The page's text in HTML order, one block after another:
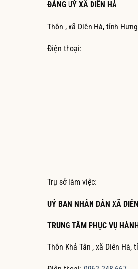
ĐẢNG UỶ XÃ DIÊN HÀ
Thôn , xã Diên Hà, tỉnh
Điện thoại:
Trụ sở làm việc:
UỶ BAN NHÂN DÂN XÃ
TRUNG TÂM PHỤC VỤ
Thôn Khả Tân , xã Diên Hà,